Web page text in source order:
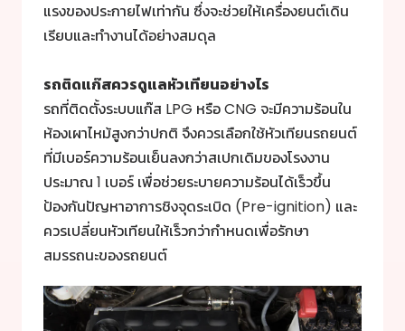
แรงของประกายไฟเท่ากัน ซึ่งจะช่วยให้เครื่องยนต์เดิน
เรียบและทำงานได้อย่างสมดุล
รถติดแก๊สควรดูแลหัวเทียนอย่างไร
รถที่ติดตั้งระบบแก๊ส LPG หรือ CNG จะมีความร้อนใน
ห้องเผาไหม้สูงกว่าปกติ จึงควรเลือกใช้หัวเทียนรถยนต์
ที่มีเบอร์ความร้อนเย็นลงกว่าสเปกเดิมของโรงงาน
ประมาณ 1 เบอร์ เพื่อช่วยระบายความร้อนได้เร็วขึ้น
ป้องกันปัญหาอาการชิงจุดระเบิด (Pre-ignition) และ
ควรเปลี่ยนหัวเทียนให้เร็วกว่ากำหนดเพื่อรักษา
สมรรถนะของรถยนต์